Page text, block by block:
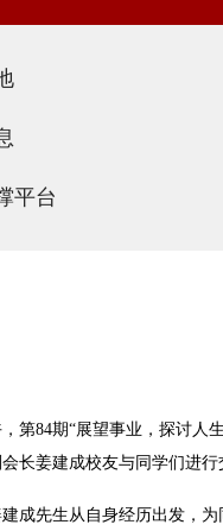
平台
，第84期“展望事业，探讨
长姜建成校友与同学们进
成先生从自身经历出发，